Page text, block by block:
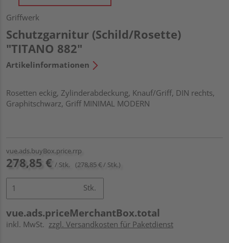
Griffwerk
Schutzgarnitur (Schild/Rosette)
"TITANO 882"
Artikelinformationen
Rosetten eckig, Zylinderabdeckung, Knauf/Griff, DIN rechts,
Graphitschwarz, Griff MINIMAL MODERN
vue.ads.buyBox.price.rrp
278,85 € / Stk. (278,85 € / Stk.)
Stk.
vue.ads.priceMerchantBox.total
inkl. MwSt. zzgl. Versandkosten für Paketdienst